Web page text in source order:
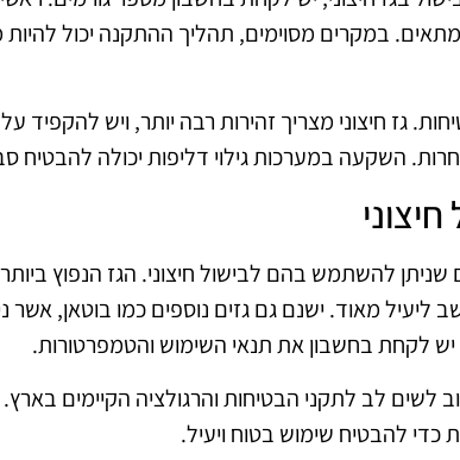
במקרים מסוימים, תהליך ההתקנה יכול להיות
גז חיצוני מצריך זהירות רבה יותר, ויש להקפיד
השקעה במערכות גילוי דליפות יכולה להבטיח
שניתן להשתמש בהם לבישול חיצוני. הגז הנפוץ
ליעיל מאוד. ישנם גם גזים נוספים כמו בוטאן,
לקחת בחשבון את תנאי השימוש והטמפרטורות.
לשים לב לתקני הבטיחות והרגולציה הקיימים
כדי להבטיח שימוש בטוח ויעיל.